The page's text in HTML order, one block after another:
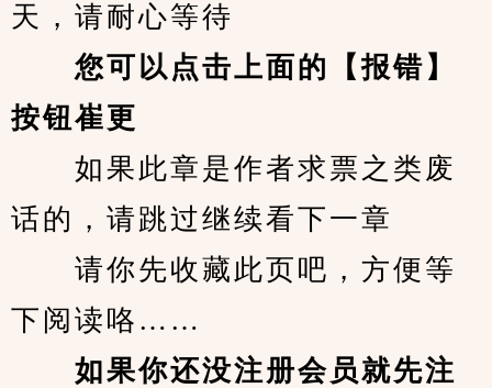
天，请耐心等待
您可以点击上面的【报错】
按钮崔更
如果此章是作者求票之类废
话的，请跳过继续看下一章
请你先收藏此页吧，方便等
下阅读咯……
如果你还没注册会员就先注